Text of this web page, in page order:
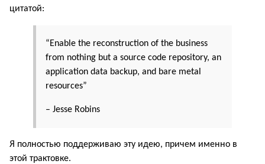
цитатой:
“Enable the reconstruction of the business
from nothing but a source code repository, an
application data backup, and bare metal
resources”
– Jesse Robins
Я полностью поддерживаю эту идею, причем именно в
этой трактовке.